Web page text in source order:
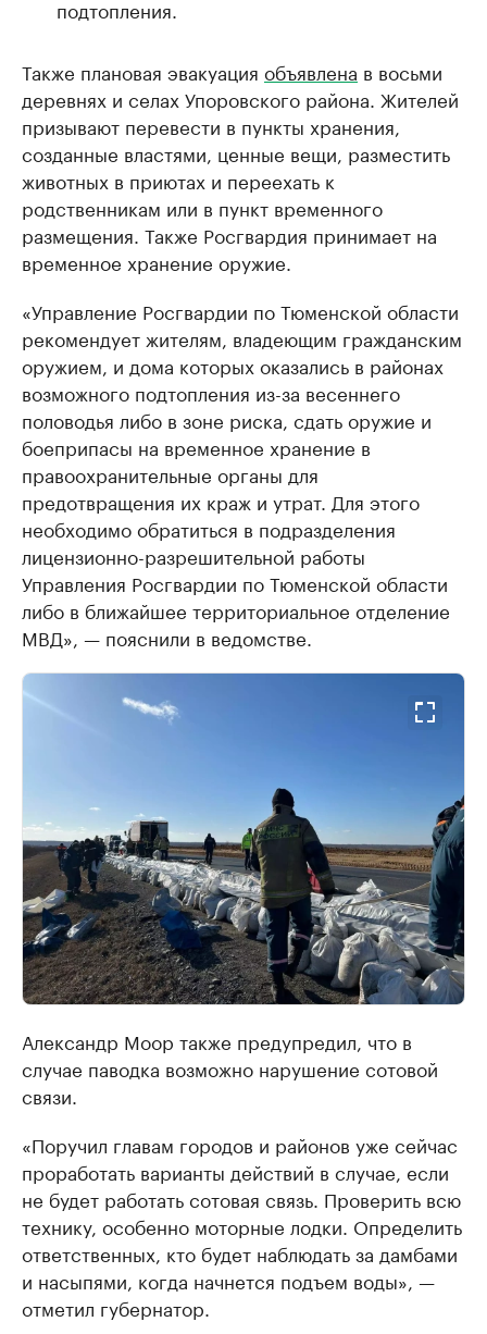
подтопления.
Также плановая эвакуация объявлена в восьми
деревнях и селах Упоровского района. Жителей
призывают перевести в пункты хранения,
созданные властями, ценные вещи, разместить
животных в приютах и переехать к
родственникам или в пункт временного
размещения. Также Росгвардия принимает на
временное хранение оружие.
«Управление Росгвардии по Тюменской области
рекомендует жителям, владеющим гражданским
оружием, и дома которых оказались в районах
возможного подтопления из-за весеннего
половодья либо в зоне риска, сдать оружие и
боеприпасы на временное хранение в
правоохранительные органы для
предотвращения их краж и утрат. Для этого
необходимо обратиться в подразделения
лицензионно-разрешительной работы
Управления Росгвардии по Тюменской области
либо в ближайшее территориальное отделение
МВД», — пояснили в ведомстве.
Александр Моор также предупредил, что в
случае паводка возможно нарушение сотовой
связи.
«Поручил главам городов и районов уже сейчас
проработать варианты действий в случае, если
не будет работать сотовая связь. Проверить всю
технику, особенно моторные лодки. Определить
ответственных, кто будет наблюдать за дамбами
и насыпями, когда начнется подъем воды», —
отметил губернатор.